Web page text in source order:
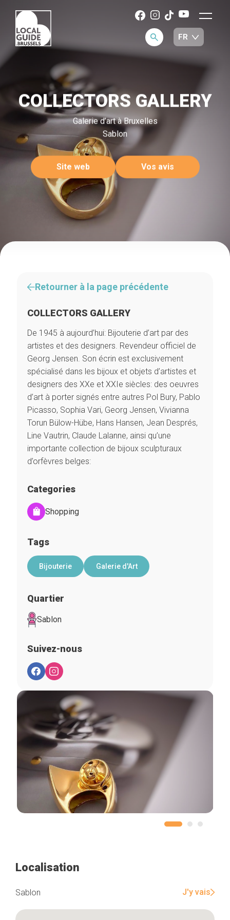
COLLECTORS GALLERY
Galerie d’art à Bruxelles
Sablon
Site web Vos avis
Retourner à la page précédente
COLLECTORS GALLERY
De 1945 à aujourd’hui: Bijouterie d’art par des
artistes et des designers. Revendeur officiel de
Georg Jensen. Son écrin est exclusivement
spécialisé dans les bijoux et objets d’artistes et
designers des XXe et XXIe siècles: des oeuvres
d’art à porter signés entre autres Pol Bury, Pablo
Picasso, Sophia Vari, Georg Jensen, Vivianna
Torun Bülow-Hübe, Hans Hansen, Jean Després,
Line Vautrin, Claude Lalanne, ainsi qu’une
importante collection de bijoux sculpturaux
d’orfèvres belges:
Categories
Shopping
Tags
Bijouterie Galerie d'Art
Quartier
Sablon
Suivez-nous
Localisation
Sablon J'y vais